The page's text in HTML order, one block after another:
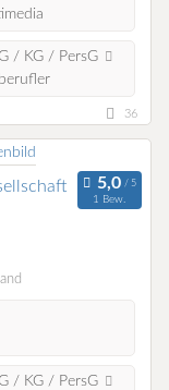
/ KG / PersG
36
1 Bew.
/ KG / PersG